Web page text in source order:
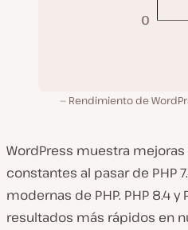
Rendimiento de
WordPress muestra
constantes al pasar de PHP
modernas de PHP. PHP 8.4 y
resultados más rápidos en